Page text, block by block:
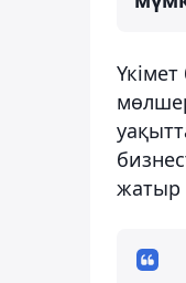
жатыр